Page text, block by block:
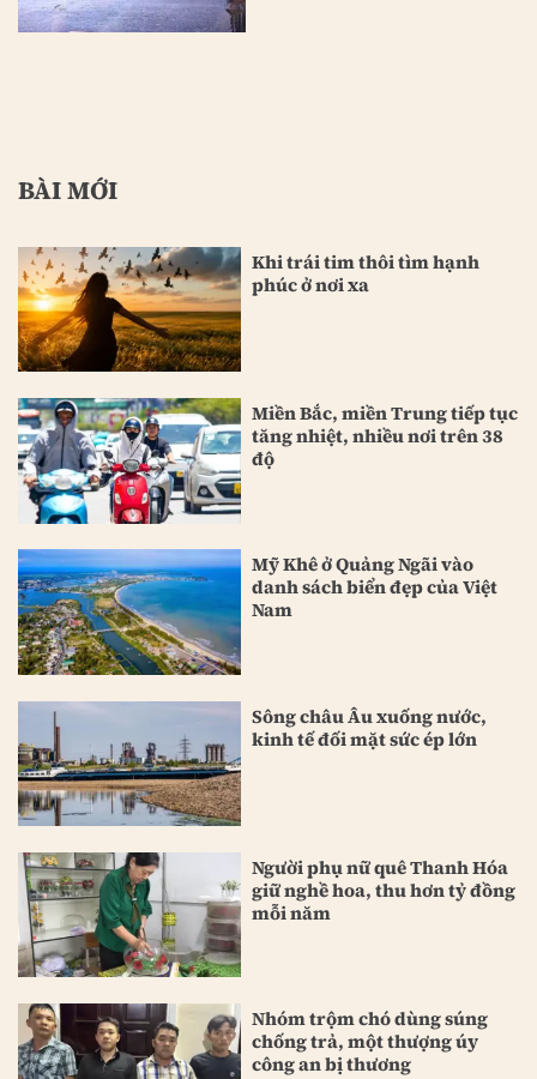
BÀI MỚI
Khi trái tim thôi tìm hạnh
phúc ở nơi xa
Miền Bắc, miền Trung tiếp tục
tăng nhiệt, nhiều nơi trên 38
độ
Mỹ Khê ở Quảng Ngãi vào
danh sách biển đẹp của Việt
Nam
Sông châu Âu xuống nước,
kinh tế đối mặt sức ép lớn
Người phụ nữ quê Thanh Hóa
giữ nghề hoa, thu hơn tỷ đồng
mỗi năm
Nhóm trộm chó dùng súng
chống trả, một thượng úy
công an bị thương